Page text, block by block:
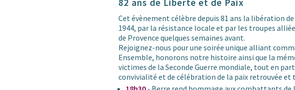
82 ans de Liberté et de Paix
Cet évènement célèbre depuis 81 ans la libération
1944, par la résistance locale et par les troupes
de Provence quelques semaines avant.
Rejoignez-nous pour une soirée unique alliant
Ensemble, honorons notre histoire ainsi que la
victimes de la Seconde Guerre mondiale, tout en
convivialité et de célébration de la paix retrouvée et